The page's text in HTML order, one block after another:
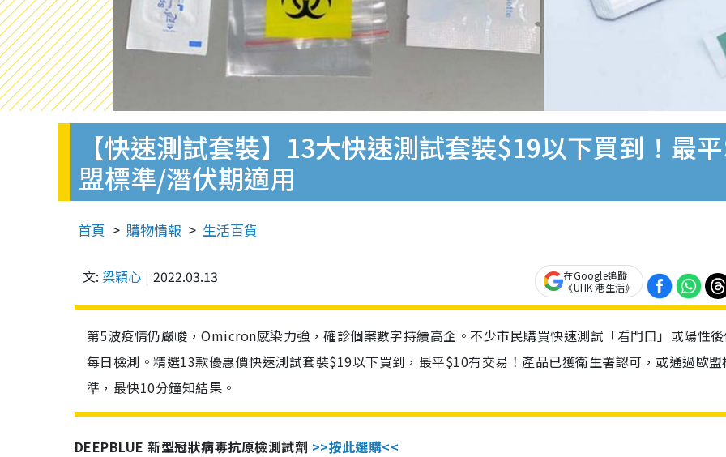
【快速測試套裝】13大快速測試套裝$19以下買到！最
盟標準/潛伏期適用
首頁 購物情報 生活百貨
文: 梁穎心 2022.03.13
在Google追蹤
《UHK 港生活》
第5波疫情仍嚴峻，Omicron感染力強，確診個案數字持續高企。不少市民購買快速測試「看門口」或陽性
每日檢測。精選13款優惠價快速測試套裝$19以下買到，最平$10有交易！產品已獲衛生署認可，或通過歐盟
準，最快10分鐘知結果。
DEEPBLUE 新型冠狀病毒抗原檢測試劑 >>按此選購<<